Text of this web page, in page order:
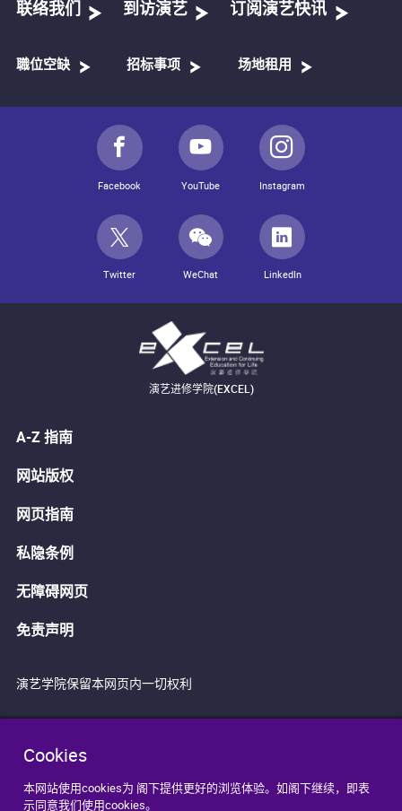
Cookies
本网站使用cookies为 阁下提供更好的浏览体验。如阁下继续，即表
示同意我们使用cookies。
联络我们 到访演艺 订阅演艺快讯
職位空缺 招标事项 场地租用
Facebook YouTube Instagram
Twitter WeChat LinkedIn
演艺进修学院(EXCEL)
A-Z 指南
网站版权
网页指南
私隐条例
无障碍网页
免责声明
演艺学院保留本网页内一切权利